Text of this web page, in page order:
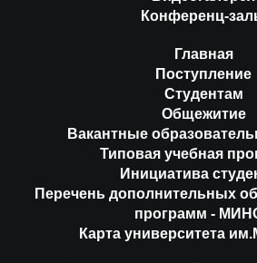
Конференц-
Главная
Поступление
Студентам
Общежитие
Вакантные
Типовая учебная
Инициатива
Перечень дополнительных
программ -
Карта университета